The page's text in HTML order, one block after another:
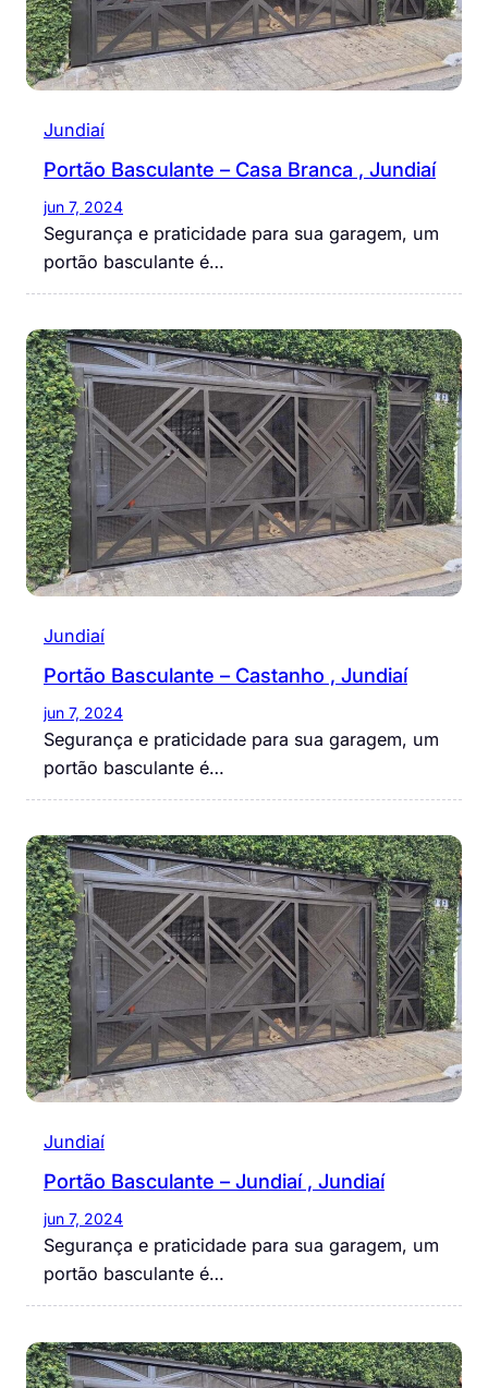
Jundiaí
Portão Basculante – Casa Branca , Jundiaí
jun 7, 2024
Segurança e praticidade para sua garagem, um
portão basculante é…
Jundiaí
Portão Basculante – Castanho , Jundiaí
jun 7, 2024
Segurança e praticidade para sua garagem, um
portão basculante é…
Jundiaí
Portão Basculante – Jundiaí , Jundiaí
jun 7, 2024
Segurança e praticidade para sua garagem, um
portão basculante é…